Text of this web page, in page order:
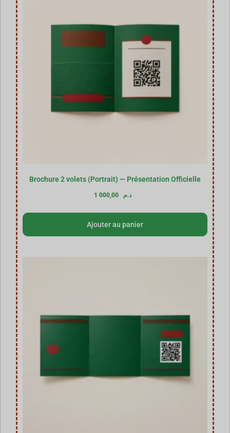
Brochure 2 volets (Portrait) — Présentation Officielle
1 000,00 د.م
Ajouter au panier